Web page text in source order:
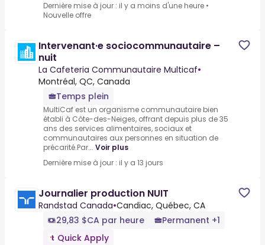
Dernière mise à jour : il y a moins d'une heure •
Nouvelle offre
Intervenant·e sociocommunautaire –
nuit
La Cafeteria Communautaire Multicaf•
Montréal, QC, Canada
Temps plein
MultiCaf est un organisme communautaire bien
établi à Côte-des-Neiges, offrant depuis plus de 35
ans des services alimentaires, sociaux et
communautaires aux personnes en situation de
précarité.Par... Voir plus
Dernière mise à jour : il y a 13 jours
Journalier production NUIT
Randstad Canada•Candiac, Québec, CA
29,83 $CA par heure
Permanent +1
Quick Apply